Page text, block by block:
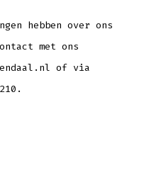
hebben over ons
met ons
of via